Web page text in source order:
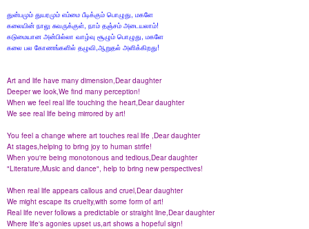
துன்பமும் துயரமும் எம்மை பீடிக்கும் பொழுது, மகளே
கலையின் நாலு சுவருக்குள், நாம் தஞ்சம் அடையலாம்!
கடுமையான அன்பில்லா வாழ்வு சூழும் பொழுது, மகளே
கலை பல கோணங்களில் தழுவி,ஆறுதல் அளிக்கிறது!
Art and life have many dimension,Dear daughter
Deeper we look,We find many perception!
When we feel real life touching the heart,Dear daughter
We see real life being mirrored by art!
You feel a change where art touches real life ,Dear daughter
At stages,helping to bring joy to human strife!
When you're being monotonous and tedious,Dear daughter
"Literature, Music and dance", help to bring new perspectives!
When real life appears callous and cruel ,Dear daughter
We might escape its cruelty,with some form of art!
Real life never follows a predictable or straight line,Dear daughter
Where life's agonies upset us,art shows a hopeful sign!